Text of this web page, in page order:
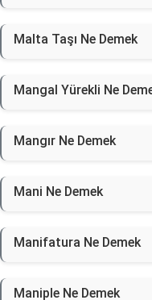
Malta Taşı Ne Demek
Mangal Yürekli Ne
Mangır Ne Demek
Mani Ne Demek
Manifatura Ne Demek
Maniple Ne Demek